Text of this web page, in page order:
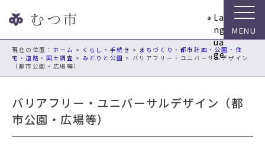
ビ
ョ
La
ng
ua
ge
現在の位置： ホーム > くらし・手続き > まちづくり・都市計画・公園・住
宅・道路・国土調査 > みどりと公園 > バリアフリー・ユニバーサルデザイン
（都市公園・広場等）
バリアフリー・ユニバーサルデザイン（都
市公園・広場等）